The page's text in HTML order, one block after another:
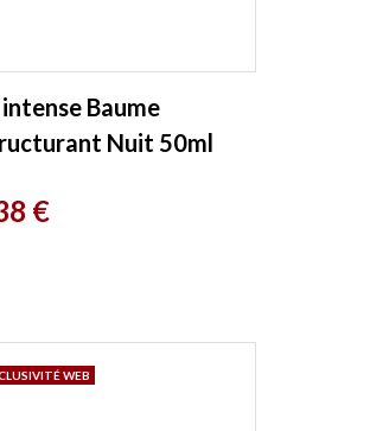
Baume
Nuit 50ml
€
WEB